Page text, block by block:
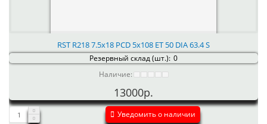
RST R218 7.5x18 PCD 5x108 ET 50 DIA 63.4 S
Резервный склад (шт.): 0
Наличие:
13000р.
Уведомить о наличии